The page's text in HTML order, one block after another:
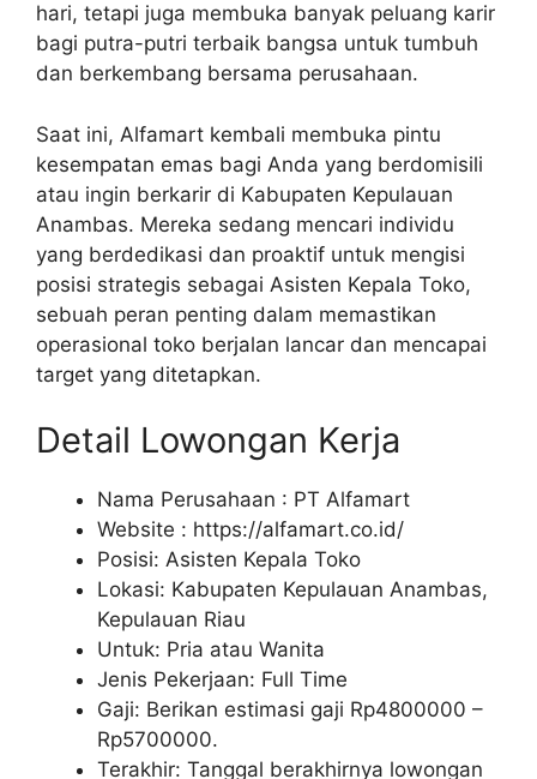
hari, tetapi juga membuka banyak peluang karir
bagi putra-putri terbaik bangsa untuk tumbuh
dan berkembang bersama perusahaan.
Saat ini, Alfamart kembali membuka pintu
kesempatan emas bagi Anda yang berdomisili
atau ingin berkarir di Kabupaten Kepulauan
Anambas. Mereka sedang mencari individu
yang berdedikasi dan proaktif untuk mengisi
posisi strategis sebagai Asisten Kepala Toko,
sebuah peran penting dalam memastikan
operasional toko berjalan lancar dan mencapai
target yang ditetapkan.
Detail Lowongan Kerja
Nama Perusahaan : PT Alfamart
Website : https://alfamart.co.id/
Posisi: Asisten Kepala Toko
Lokasi: Kabupaten Kepulauan Anambas,
Kepulauan Riau
Untuk: Pria atau Wanita
Jenis Pekerjaan: Full Time
Gaji: Berikan estimasi gaji Rp4800000 –
Rp5700000.
Terakhir: Tanggal berakhirnya lowongan